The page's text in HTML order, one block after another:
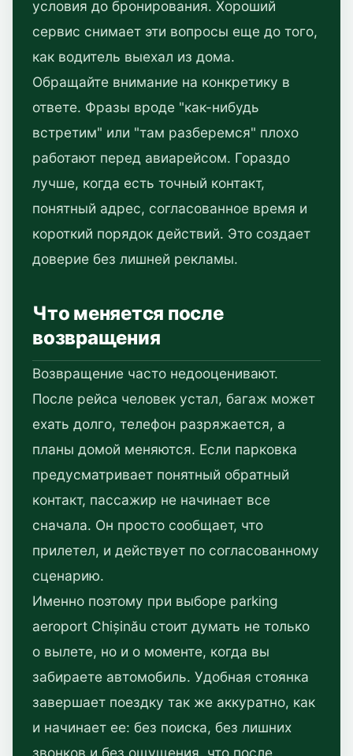
условия до бронирования. Хороший
сервис снимает эти вопросы еще до того,
как водитель выехал из дома.
Обращайте внимание на конкретику в
ответе. Фразы вроде "как-нибудь
встретим" или "там разберемся" плохо
работают перед авиарейсом. Гораздо
лучше, когда есть точный контакт,
понятный адрес, согласованное время и
короткий порядок действий. Это создает
доверие без лишней рекламы.
Что меняется после
возвращения
Возвращение часто недооценивают.
После рейса человек устал, багаж может
ехать долго, телефон разряжается, а
планы домой меняются. Если парковка
предусматривает понятный обратный
контакт, пассажир не начинает все
сначала. Он просто сообщает, что
прилетел, и действует по согласованному
сценарию.
Именно поэтому при выборе parking
aeroport Chișinău стоит думать не только
о вылете, но и о моменте, когда вы
забираете автомобиль. Удобная стоянка
завершает поездку так же аккуратно, как
и начинает ее: без поиска, без лишних
звонков и без ощущения, что после